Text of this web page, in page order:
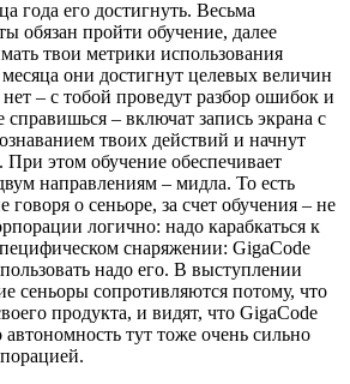
года его достигнуть. Весьма
обязан пройти обучение, далее
твои метрики использования
они достигнут целевых величин
– с тобой проведут разбор ошибок и
– включат запись экрана с
твоих действий и начнут
этом обучение обеспечивает
направлениям – мидла. То есть
говоря о сеньоре, за счет обучения – не
логично: надо карабкаться к
снаряжении: GigaCode
надо его. В выступлении
сеньоры сопротивляются потому, что
продукта, и видят, что GigaCode
тут тоже очень сильно